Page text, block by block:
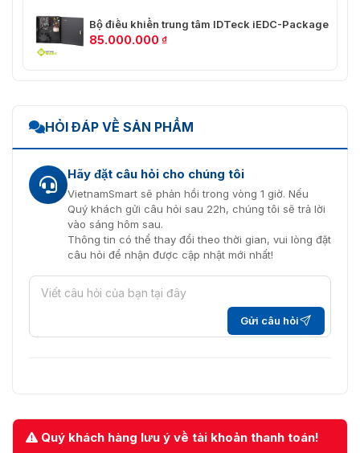
Bộ điều khiển trung tâm IDTeck iEDC-Package
85.000.000 ₫
HỎI ĐÁP VỀ SẢN PHẨM
Hãy đặt câu hỏi cho chúng tôi
VietnamSmart sẽ phản hồi trong vòng 1 giờ. Nếu
Quý khách gửi câu hỏi sau 22h, chúng tôi sẽ trả lời
vào sáng hôm sau.
Thông tin có thể thay đổi theo thời gian, vui lòng đặt
câu hỏi để nhận được cập nhật mới nhất!
Gửi câu hỏi
Quý khách hàng lưu ý về tài khoản thanh toán!